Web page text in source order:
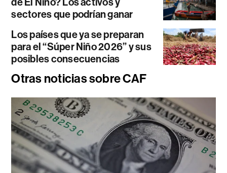
sectores que podrían ganar
Los países que ya se preparan
para el “Súper Niño 2026” y sus
posibles consecuencias
Otras noticias sobre CAF